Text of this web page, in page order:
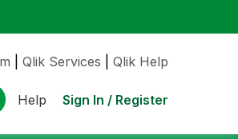
Qlik Services Qlik Help
Help Sign In / Register